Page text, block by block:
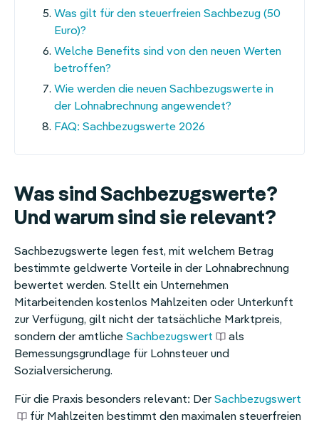
Was gilt für den steuerfreien Sachbezug (50
Euro)?
Welche Benefits sind von den neuen Werten
betroffen?
Wie werden die neuen Sachbezugswerte in
der Lohnabrechnung angewendet?
FAQ: Sachbezugswerte 2026
Was sind Sachbezugswerte?
Und warum sind sie relevant?
Sachbezugswerte legen fest, mit welchem Betrag
bestimmte geldwerte Vorteile in der Lohnabrechnung
bewertet werden. Stellt ein Unternehmen
Mitarbeitenden kostenlos Mahlzeiten oder Unterkunft
zur Verfügung, gilt nicht der tatsächliche Marktpreis,
sondern der amtliche Sachbezugswert
als
Bemessungsgrundlage für Lohnsteuer und
Sozialversicherung.
Für die Praxis besonders relevant: Der Sachbezugswert
für Mahlzeiten bestimmt den maximalen steuerfreien